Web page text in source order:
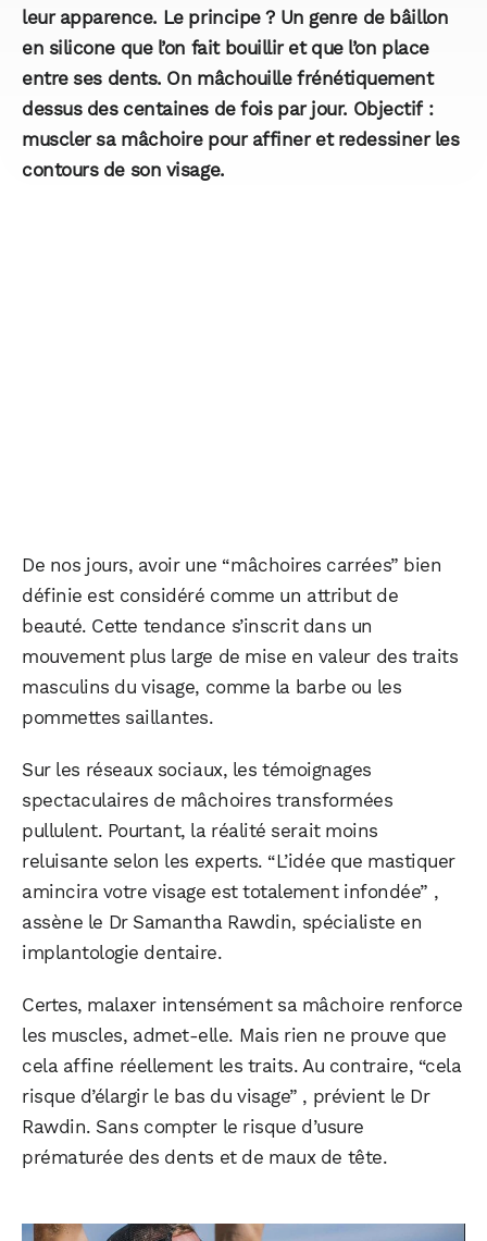
leur apparence. Le principe ? Un genre de bâillon
en silicone que l’on fait bouillir et que l’on place
entre ses dents. On mâchouille frénétiquement
dessus des centaines de fois par jour. Objectif :
muscler sa mâchoire pour affiner et redessiner les
contours de son visage.
De nos jours, avoir une “mâchoires carrées” bien
définie est considéré comme un attribut de
beauté. Cette tendance s’inscrit dans un
mouvement plus large de mise en valeur des traits
masculins du visage, comme la barbe ou les
pommettes saillantes.
Sur les réseaux sociaux, les témoignages
spectaculaires de mâchoires transformées
pullulent. Pourtant, la réalité serait moins
reluisante selon les experts. “L’idée que mastiquer
amincira votre visage est totalement infondée” ,
assène le Dr Samantha Rawdin, spécialiste en
implantologie dentaire.
Certes, malaxer intensément sa mâchoire renforce
les muscles, admet-elle. Mais rien ne prouve que
cela affine réellement les traits. Au contraire, “cela
risque d’élargir le bas du visage” , prévient le Dr
Rawdin. Sans compter le risque d’usure
prématurée des dents et de maux de tête.